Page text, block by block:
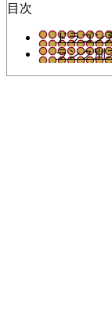
目次
ドラゴン
ランク別